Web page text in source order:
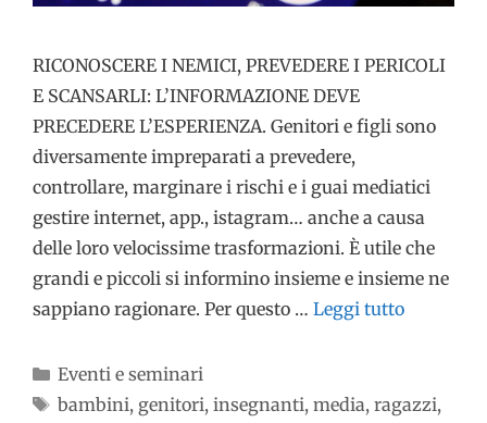
RICONOSCERE I NEMICI, PREVEDERE I PERICOLI
E SCANSARLI: L’INFORMAZIONE DEVE
PRECEDERE L’ESPERIENZA. Genitori e figli sono
diversamente impreparati a prevedere,
controllare, marginare i rischi e i guai mediatici
gestire internet, app., istagram… anche a causa
delle loro velocissime trasformazioni. È utile che
grandi e piccoli si informino insieme e insieme ne
sappiano ragionare. Per questo … Leggi tutto
Eventi e seminari
bambini, genitori, insegnanti, media, ragazzi,